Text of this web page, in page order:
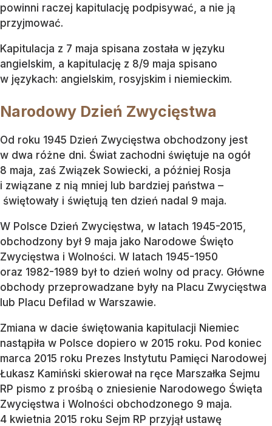
powinni raczej kapitulację podpisywać, a nie ją
przyjmować.
Kapitulacja z 7 maja spisana została w języku
angielskim, a kapitulację z 8/9 maja spisano
w językach: angielskim, rosyjskim i niemieckim.
Narodowy Dzień Zwycięstwa
Od roku 1945 Dzień Zwycięstwa obchodzony jest
w dwa różne dni. Świat zachodni świętuje na ogół
8 maja, zaś Związek Sowiecki, a później Rosja
i związane z nią mniej lub bardziej państwa –
świętowały i świętują ten dzień nadal 9 maja.
W Polsce Dzień Zwycięstwa, w latach 1945-2015,
obchodzony był 9 maja jako Narodowe Święto
Zwycięstwa i Wolności. W latach 1945-1950
oraz 1982-1989 był to dzień wolny od pracy. Główne
obchody przeprowadzane były na Placu Zwycięstwa
lub Placu Defilad w Warszawie.
Zmiana w dacie świętowania kapitulacji Niemiec
nastąpiła w Polsce dopiero w 2015 roku. Pod koniec
marca 2015 roku Prezes Instytutu Pamięci Narodowej
Łukasz Kamiński skierował na ręce Marszałka Sejmu
RP pismo z prośbą o zniesienie Narodowego Święta
Zwycięstwa i Wolności obchodzonego 9 maja.
4 kwietnia 2015 roku Sejm RP przyjął ustawę